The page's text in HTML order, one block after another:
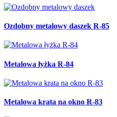
Ozdobny metalowy daszek R-85
Metalowa łyżka R-84
Metalowa krata na okno R-83